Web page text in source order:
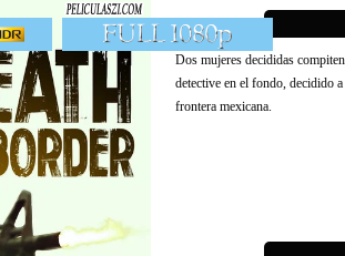
Dos mujeres decididas
detective en el fondo, decidido
frontera mexicana.